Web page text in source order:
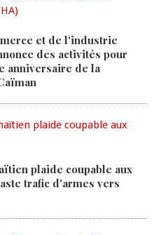
et de l'industrie
des activités pour
anniversaire de la
plaide coupable aux
trafic d'armes vers